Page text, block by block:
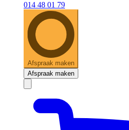
014 48 01 79
Afspraak maken
Afspraak maken